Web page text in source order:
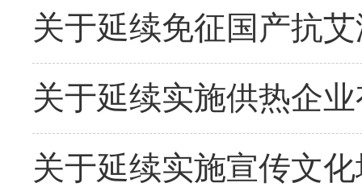
关于延续免征国产抗
关于延续实施供热企
关于延续实施宣传文